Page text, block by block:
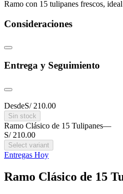
Ramo con 15 tulipanes frescos,
Consideraciones
Entrega y Seguimiento
DesdeS/ 210.00
Sin stock
Ramo Clásico de 15 Tulipanes—
S/ 210.00
Select variant
Entregas Hoy
Ramo Clásico de 15